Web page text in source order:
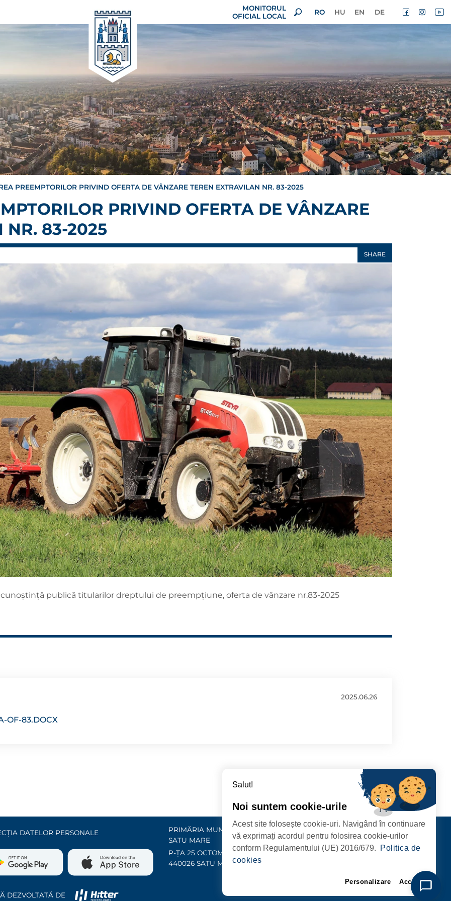
MONITORUL
OFICIAL LOCAL
RO HU EN DE
PREEMPTORILOR PRIVIND OFERTA DE VÂNZARE TEREN EXTRAVILAN NR. 83-2025
PRIVIND OFERTA DE VÂNZARE
NR. 83-2025
SHARE
publică titularilor dreptului de preempțiune, oferta de vânzare nr.83-2025
2025.06.26
OF-83.DOCX
DATELOR PERSONALE
DEZVOLTATĂ DE
PRIMĂRIA MUNICIPIULUI
SATU MARE
P-ȚA 25 OCTOMBRIE, NR. 1 CORP M,
440026 SATU MARE
Contact
URMĂRIȚI-NE
Salut!
Noi suntem cookie-urile
Acest site folosește cookie-uri. Navigând în continuare
vă exprimați acordul pentru folosirea cookie-urilor
conform Regulamentului (UE) 2016/679.
Politica de
cookies
Personalizare Accept